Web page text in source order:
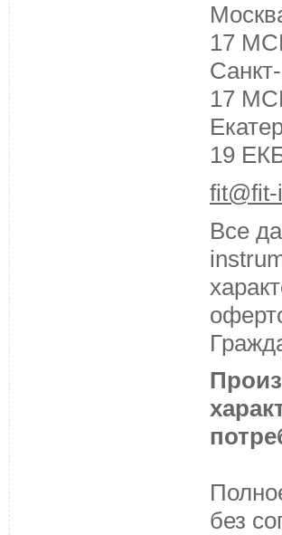
17
17
19
Все
без